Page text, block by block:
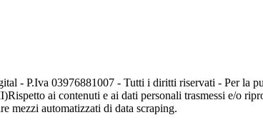
- P.Iva 03976881007 - Tutti i diritti riservati - Per la
Rispetto ai contenuti e ai dati personali trasmessi e/o
mezzi automatizzati di data scraping.